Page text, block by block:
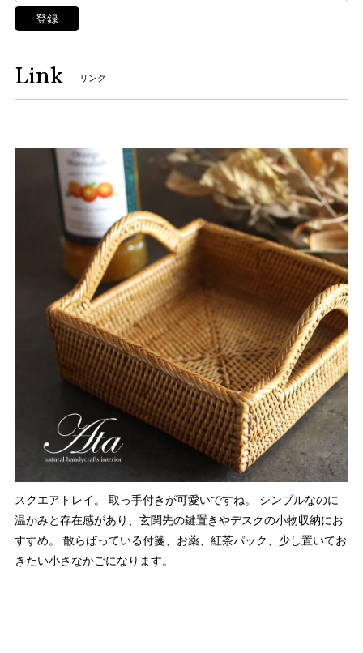
登録
Link リンク
スクエアトレイ。 取っ手付きが可愛いですね。 シンプルなのに
温かみと存在感があり、玄関先の鍵置きやデスクの小物収納にお
すすめ。 散らばっている付箋、お薬、紅茶パック、少し置いてお
きたい小さなかごになります。